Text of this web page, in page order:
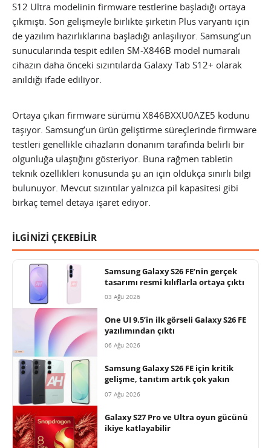
S12 Ultra modelinin firmware testlerine başladığı ortaya
çıkmıştı. Son gelişmeyle birlikte şirketin Plus varyantı için
de yazılım hazırlıklarına başladığı anlaşılıyor. Samsung’un
sunucularında tespit edilen SM-X846B model numaralı
cihazın daha önceki sızıntılarda Galaxy Tab S12+ olarak
anıldığı ifade ediliyor.
Ortaya çıkan firmware sürümü X846BXXU0AZE5 kodunu
taşıyor. Samsung’un ürün geliştirme süreçlerinde firmware
testleri genellikle cihazların donanım tarafında belirli bir
olgunluğa ulaştığını gösteriyor. Buna rağmen tabletin
teknik özellikleri konusunda şu an için oldukça sınırlı bilgi
bulunuyor. Mevcut sızıntılar yalnızca pil kapasitesi gibi
birkaç temel detaya işaret ediyor.
İLGİNİZİ ÇEKEBİLİR
Samsung Galaxy S26 FE’nin gerçek
tasarımı resmi kılıflarla ortaya çıktı
03 Ağu 2026
One UI 9.5’in ilk görseli Galaxy S26 FE
yazılımından çıktı
06 Ağu 2026
Samsung Galaxy S26 FE için kritik
gelişme, tanıtım artık çok yakın
07 Ağu 2026
Galaxy S27 Pro ve Ultra oyun gücünü
ikiye katlayabilir